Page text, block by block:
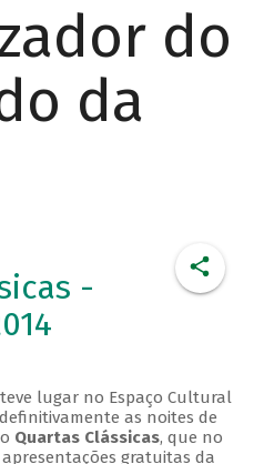
do
da
-
lugar no Espaço Cultural
definitivamente as noites de
Quartas Clássicas, que no
gratuitas da